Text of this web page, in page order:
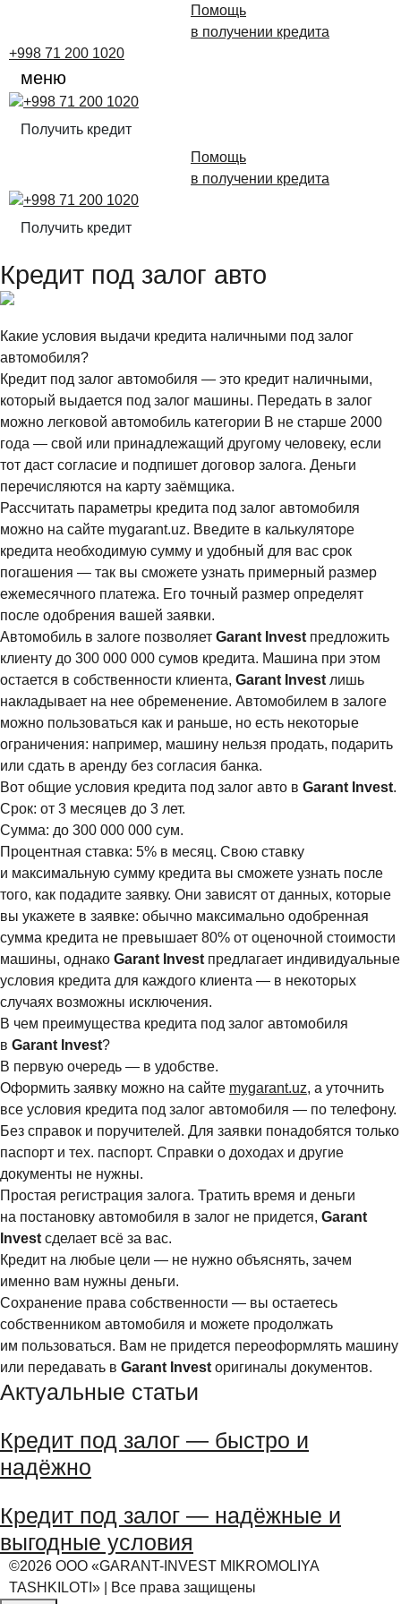
Помощь
в получении кредита
+998 71 200 1020
меню
+998 71 200 1020
Получить кредит
Помощь
в получении кредита
+998 71 200 1020
Получить кредит
Кредит под залог авто
Какие условия выдачи кредита наличными под залог
автомобиля?
Кредит под залог автомобиля — это кредит наличными,
который выдается под залог машины. Передать в залог
можно легковой автомобиль категории B не старше 2000
года — свой или принадлежащий другому человеку, если
тот даст согласие и подпишет договор залога. Деньги
перечисляются на карту заёмщика.
Рассчитать параметры кредита под залог автомобиля
можно на сайте mygarant.uz. Введите в калькуляторе
кредита необходимую сумму и удобный для вас срок
погашения — так вы сможете узнать примерный размер
ежемесячного платежа. Его точный размер определят
после одобрения вашей заявки.
Автомобиль в залоге позволяет Garant Invest предложить
клиенту до 300 000 000 сумов кредита. Машина при этом
остается в собственности клиента, Garant Invest лишь
накладывает на нее обременение. Автомобилем в залоге
можно пользоваться как и раньше, но есть некоторые
ограничения: например, машину нельзя продать, подарить
или сдать в аренду без согласия банка.
Вот общие условия кредита под залог авто в Garant Invest.
Срок: от 3 месяцев до 3 лет.
Сумма: до 300 000 000 сум.
Процентная ставка: 5% в месяц. Свою ставку
и максимальную сумму кредита вы сможете узнать после
того, как подадите заявку. Они зависят от данных, которые
вы укажете в заявке: обычно максимально одобренная
сумма кредита не превышает 80% от оценочной стоимости
машины, однако Garant Invest предлагает индивидуальные
условия кредита для каждого клиента — в некоторых
случаях возможны исключения.
В чем преимущества кредита под залог автомобиля
в Garant Invest?
В первую очередь — в удобстве.
Оформить заявку можно на сайте mygarant.uz, а уточнить
все условия кредита под залог автомобиля — по телефону.
Без справок и поручителей. Для заявки понадобятся только
паспорт и тех. паспорт. Справки о доходах и другие
документы не нужны.
Простая регистрация залога. Тратить время и деньги
на постановку автомобиля в залог не придется, Garant
Invest сделает всё за вас.
Кредит на любые цели — не нужно объяснять, зачем
именно вам нужны деньги.
Сохранение права собственности — вы остаетесь
собственником автомобиля и можете продолжать
им пользоваться. Вам не придется переоформлять машину
или передавать в Garant Invest оригиналы документов.
Актуальные статьи
Кредит под залог — быстро и
надёжно
Кредит под залог — надёжные и
выгодные условия
©2026 ООО «GARANT-INVEST MIKROMOLIYA
TASHKILOTI» | Все права защищены